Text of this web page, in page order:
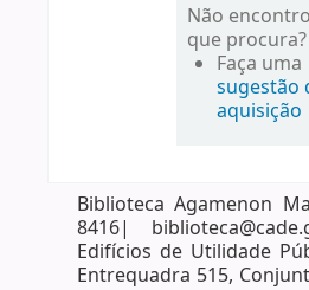
Não
que procura?
Faça uma
sugestão
aquisição
Biblioteca Agamenon
8416|
Edifícios de Utilidade
Entrequadra 515,